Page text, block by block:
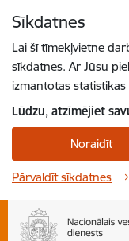
Sīkdatnes
Lai šī tīmekļvietne
sīkdatnes. Ar Jūsu
izmantotas
Lūdzu, atzīmējiet
Noraidīt
Pārvaldīt sīkdatnes